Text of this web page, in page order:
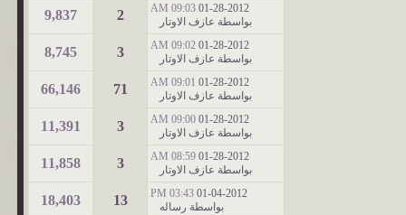
01-28-2012
09:03 AM
بواسطة عازف الاوتار 2
9,837
01-28-2012
09:02 AM
بواسطة عازف الاوتار 3
8,745
01-28-2012
09:01 AM
بواسطة عازف الاوتار 71
66,146
01-28-2012
09:00 AM
بواسطة عازف الاوتار 3
11,391
01-28-2012
08:59 AM
بواسطة عازف الاوتار 3
11,858
01-04-2012
03:43 PM
بواسطة رساله 13
18,403